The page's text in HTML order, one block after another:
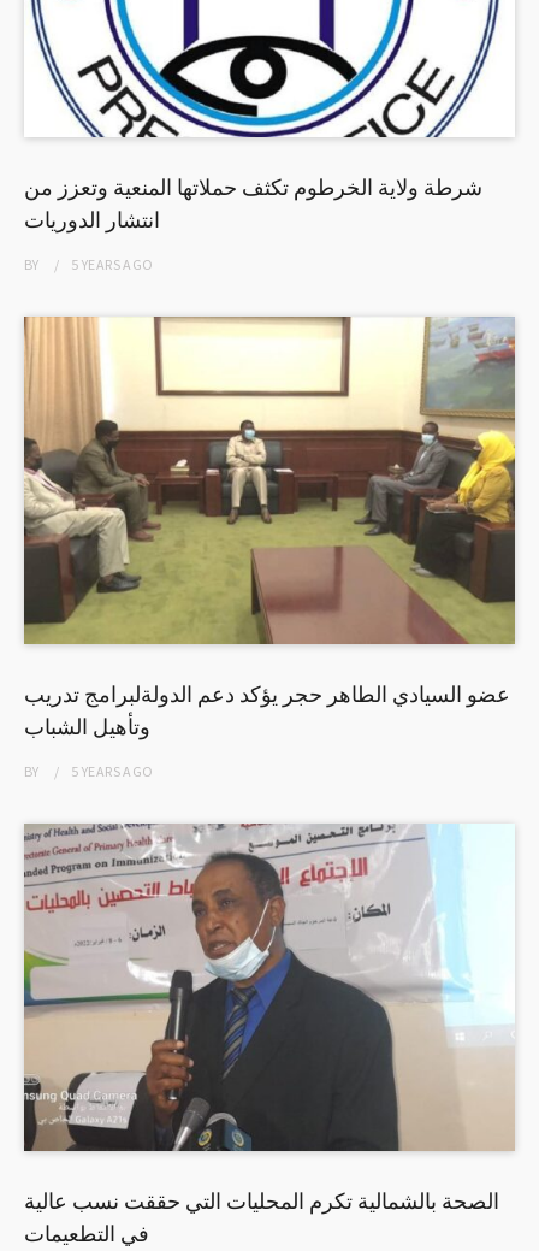
شرطة ولاية الخرطوم تكثف حملاتها المنعية وتعزز من
انتشار الدوريات
BY 5 YEARSAGO
عضو السيادي الطاهر حجر يؤكد دعم الدولةلبرامج تدريب
وتأهيل الشباب
BY 5 YEARSAGO
الصحة بالشمالية تكرم المحليات التي حققت نسب عالية
في التطعيمات